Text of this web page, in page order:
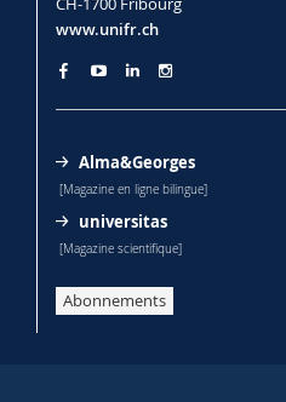
www.unifr.ch
Alma&Georges
[Magazine en ligne bilingue]
universitas
[Magazine scientifique]
Abonnements